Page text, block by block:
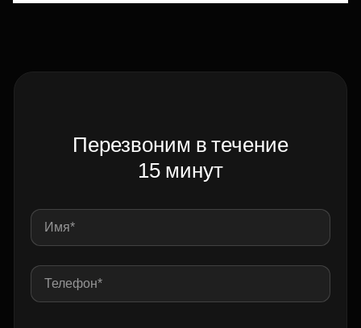
Перезвоним в течение
15 минут